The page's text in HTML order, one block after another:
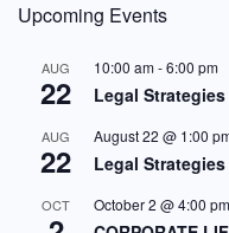
Upcoming Events
AUG
22
10:00 am-6:00 pm
Legal Strategies
AUG
22
August 22 @ 1:00
Legal Strategies
OCT October 2 @ 4:00 pm